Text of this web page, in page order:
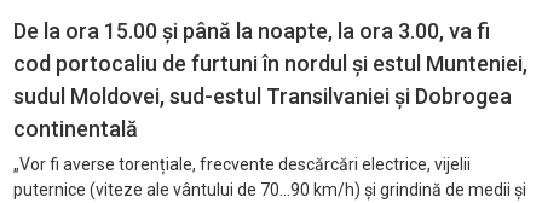
De la ora 15.00 și până la noapte, la ora 3.00, va fi
cod portocaliu de furtuni în nordul și estul Munteniei,
sudul Moldovei, sud-estul Transilvaniei și Dobrogea
continentală
„Vor fi averse torențiale, frecvente descărcări electrice, vijelii
puternice (viteze ale vântului de 70...90 km/h) și grindină de medii și